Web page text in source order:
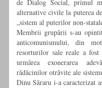
de Dialog Social, primul
alternative civile la puterea
„sistem al puterilor non-
Membrii grupării s-au
anticomunismului, din
resorturilor sale reale a
urmărea exonerarea
rădăcinilor otrăvite ale
Dinu Săraru i-a caracterizat